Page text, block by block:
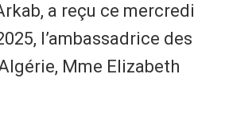
a reçu ce mercredi
l’ambassadrice des
Mme Elizabeth